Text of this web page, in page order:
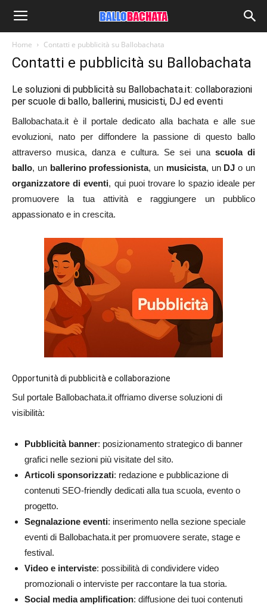
Home Contatti e pubblicità su Ballobachata
Contatti e pubblicità su Ballobachata
Le soluzioni di pubblicità su Ballobachata.it: collaborazioni
per scuole di ballo, ballerini, musicisti, DJ ed eventi
Ballobachata.it è il portale dedicato alla bachata e alle sue
evoluzioni, nato per diffondere la passione di questo ballo
attraverso musica, danza e cultura. Se sei una scuola di
ballo, un ballerino professionista, un musicista, un DJ o un
organizzatore di eventi, qui puoi trovare lo spazio ideale per
promuovere la tua attività e raggiungere un pubblico
appassionato e in crescita.
Opportunità di pubblicità e collaborazione
Sul portale Ballobachata.it offriamo diverse soluzioni di
visibilità:
Pubblicità banner: posizionamento strategico di banner
grafici nelle sezioni più visitate del sito.
Articoli sponsorizzati: redazione e pubblicazione di
contenuti SEO-friendly dedicati alla tua scuola, evento o
progetto.
Segnalazione eventi: inserimento nella sezione speciale
eventi di Ballobachata.it per promuovere serate, stage e
festival.
Video e interviste: possibilità di condividere video
promozionali o interviste per raccontare la tua storia.
Social media amplification: diffusione dei tuoi contenuti